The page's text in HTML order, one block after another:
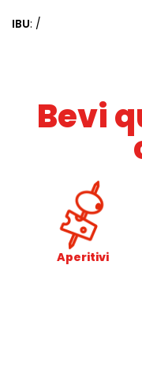
IBU: /
Bevi
Aperitivi